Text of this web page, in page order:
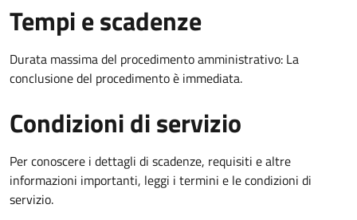
Tempi e scadenze
Durata massima del procedimento amministrativo: La
conclusione del procedimento è immediata.
Condizioni di servizio
Per conoscere i dettagli di scadenze, requisiti e altre
informazioni importanti, leggi i termini e le condizioni di
servizio.